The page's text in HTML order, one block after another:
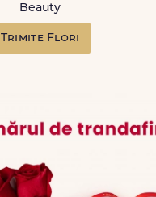
Beauty
Trimite Flori